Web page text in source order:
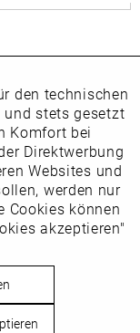
Aktiv
Inaktiv
Inaktiv
Inaktiv
den technischen
und stets gesetzt
Komfort bei
Direktwerbung
Websites und
werden nur
Cookies können
akzeptieren"